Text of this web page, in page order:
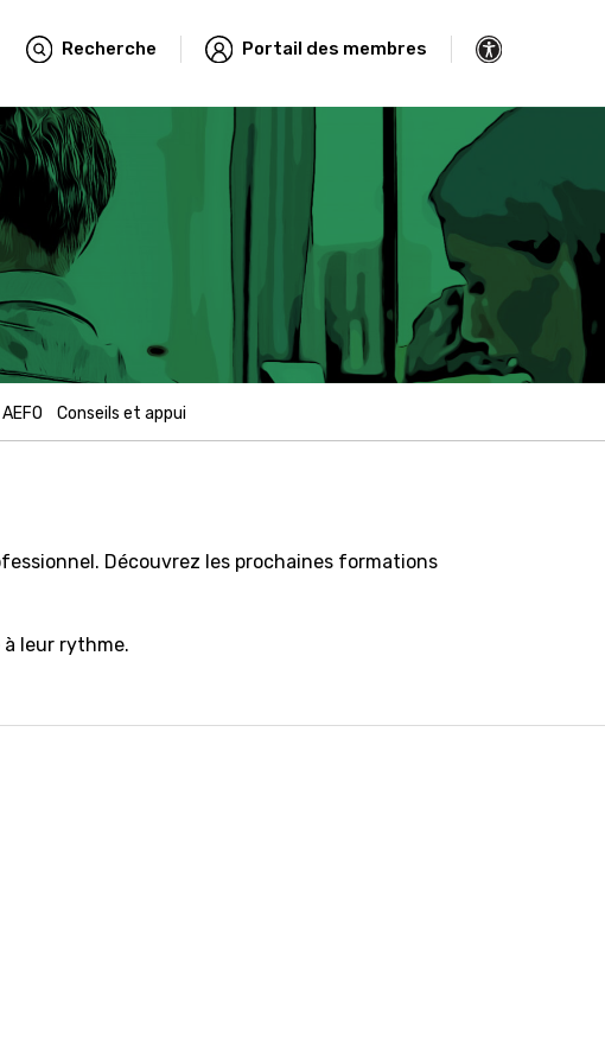
Recherche Portail des membres
Conseils et appui
Découvrez les prochaines formations
leur rythme.